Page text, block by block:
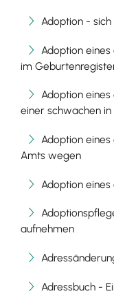
Adoption -
Adoption eines
im
Adoption eines
einer schwachen
Adoption eines
Amts wegen
Adoption
aufnehmen
Adressbuch -